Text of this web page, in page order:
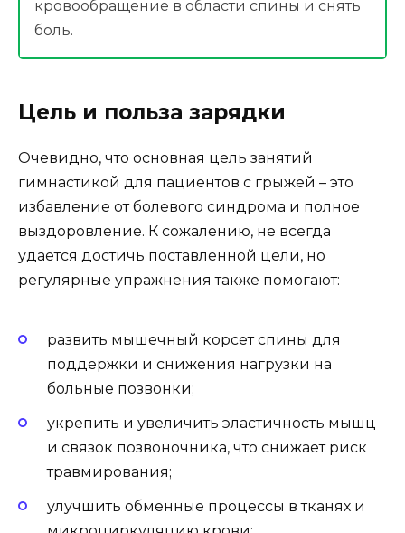
кровообращение в области спины и снять
боль.
Цель и польза зарядки
Очевидно, что основная цель занятий
гимнастикой для пациентов с грыжей – это
избавление от болевого синдрома и полное
выздоровление. К сожалению, не всегда
удается достичь поставленной цели, но
регулярные упражнения также помогают:
развить мышечный корсет спины для
поддержки и снижения нагрузки на
больные позвонки;
укрепить и увеличить эластичность мышц
и связок позвоночника, что снижает риск
травмирования;
улучшить обменные процессы в тканях и